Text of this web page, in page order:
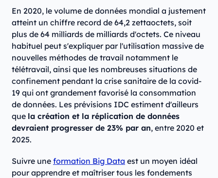
En 2020, le volume de données mondial a justement
atteint un chiffre record de 64,2 zettaoctets, soit
plus de 64 milliards de milliards d'octets. Ce niveau
habituel peut s'expliquer par l'utilisation massive de
nouvelles méthodes de travail notamment le
télétravail, ainsi que les nombreuses situations de
confinement pendant la crise sanitaire de la covid-
19 qui ont grandement favorisé la consommation
de données. Les prévisions IDC estiment d'ailleurs
que la création et la réplication de données
devraient progresser de 23% par an, entre 2020 et
2025.
Suivre une formation Big Data est un moyen idéal
pour apprendre et maîtriser tous les fondements